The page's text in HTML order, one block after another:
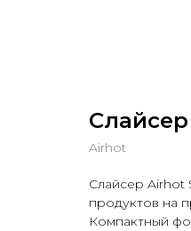
Airhot
Слайсер Airhot
продуктов на
Компактный